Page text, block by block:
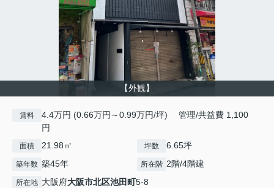
【外観】
賃料
4.4万円 (0.66万円～0.99万円/坪) 管理/共益費 1,100
円
面積 21.98㎡ 坪数 6.65坪
築年数 築45年 所在階 2階/4階建
所在地 大阪府大阪市北区池田町5-8